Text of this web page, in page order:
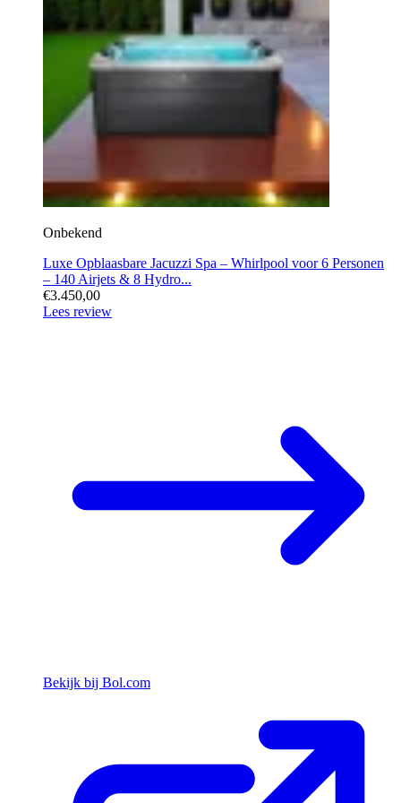
Onbekend
Luxe Opblaasbare Jacuzzi Spa – Whirlpool voor 6 Personen
– 140 Airjets & 8 Hydro...
€3.450,00
Lees review
Bekijk bij Bol.com